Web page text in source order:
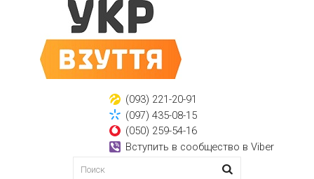
(093) 221-20-91
(097) 435-08-15
(050) 259-54-16
Вступить в сообщество в Viber